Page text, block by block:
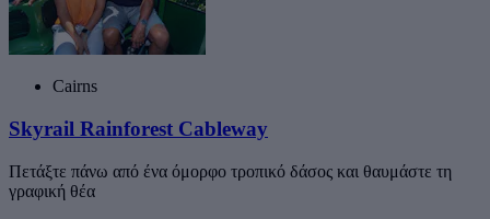
Cairns
Skyrail Rainforest Cableway
Πετάξτε πάνω από ένα όμορφο τροπικό δάσος και θαυμάστε τη
γραφική θέα